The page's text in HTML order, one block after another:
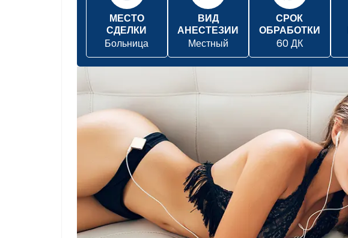
МЕСТО
СДЕЛКИ
Больница
ВИД
АНЕСТЕЗИИ
Местный
СРОК
ОБРАБОТКИ
60 ДК